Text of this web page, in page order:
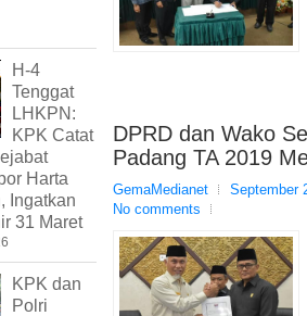
DPRD dan Wako
Padang TA 2019
GemaMedianet September
No comments
H-4
Tenggat
LHKPN:
KPK Catat
Harta
Ingatkan
31 Maret
KPK dan
Polri